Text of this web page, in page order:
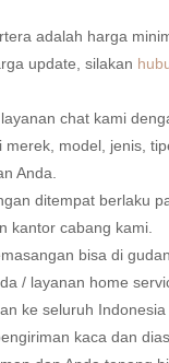
adalah harga
update, silakan
chat kami
merek, model, jenis,
Anda.
ditempat berlaku
kantor cabang kami.
bisa di
/ layanan home
ke seluruh
kaca dan